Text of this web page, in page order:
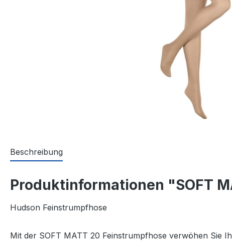
Beschreibung
Produktinformationen "SOFT
Hudson Feinstrumpfhose
Mit der SOFT MATT 20 Feinstrumpfhose verwöhen Sie